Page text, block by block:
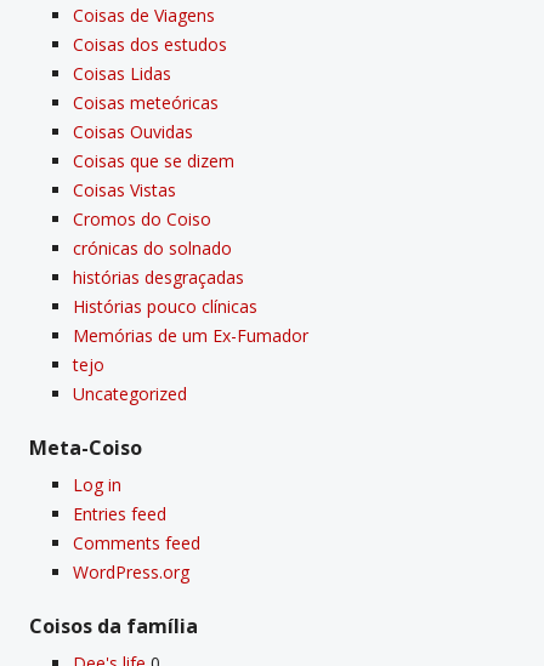
Coisas de Viagens
Coisas dos estudos
Coisas Lidas
Coisas meteóricas
Coisas Ouvidas
Coisas que se dizem
Coisas Vistas
Cromos do Coiso
crónicas do solnado
histórias desgraçadas
Histórias pouco clí­nicas
Memórias de um Ex-Fumador
tejo
Uncategorized
Meta-Coiso
Log in
Entries feed
Comments feed
WordPress.org
Coisos da famí­lia